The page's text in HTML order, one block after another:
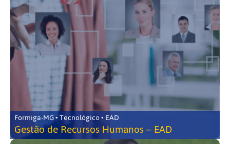
Formiga-MG • Tecnológico • EAD
Gestão de Recursos Humanos – EAD